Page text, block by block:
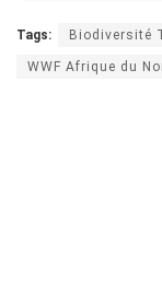
Tags: Biodiversité
WWF Afrique du